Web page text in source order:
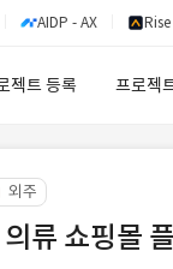
AIDP - AX
젝트 등록 프로젝
외주
류 쇼핑몰